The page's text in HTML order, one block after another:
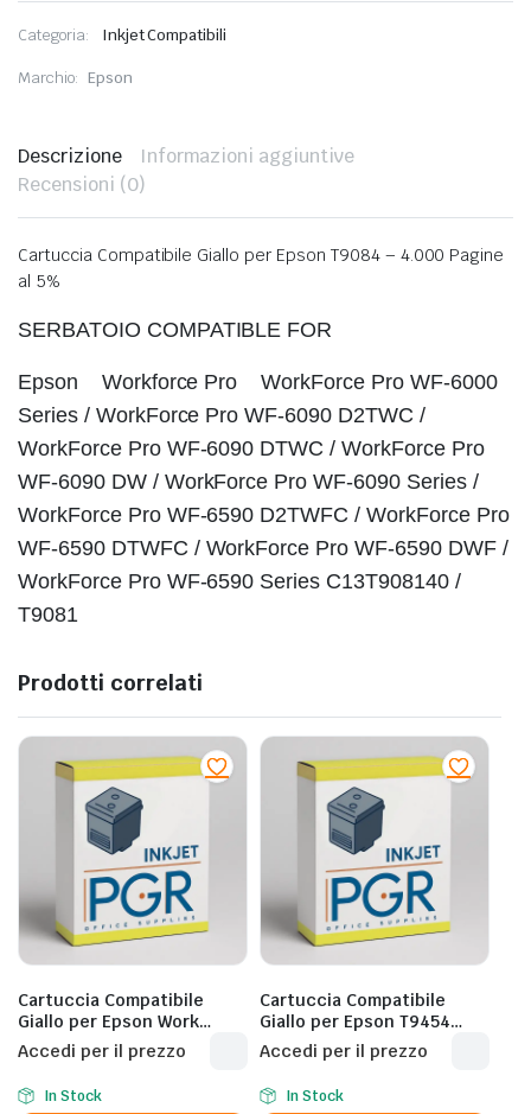
Categoria: Inkjet Compatibili
Marchio: Epson
Descrizione
Informazioni aggiuntive
Recensioni (0)
Cartuccia Compatibile Giallo per Epson T9084 – 4.000 Pagine
al 5%
SERBATOIO COMPATIBLE FOR
Epson Workforce Pro WorkForce Pro WF-6000
Series / WorkForce Pro WF-6090 D2TWC /
WorkForce Pro WF-6090 DTWC / WorkForce Pro
WF-6090 DW / WorkForce Pro WF-6090 Series /
WorkForce Pro WF-6590 D2TWFC / WorkForce Pro
WF-6590 DTWFC / WorkForce Pro WF-6590 DWF /
WorkForce Pro WF-6590 Series C13T908140 /
T9081
Prodotti correlati
Cartuccia Compatibile
Giallo per Epson Work
Force Pro Cartuccia
Compatibile Nero per
Epson EM-C8100RDWF/EM-
C8101RDWF – C13T13L240 –
Accedi per il prezzo
In Stock
Cartuccia Compatibile
Giallo per Epson T9454
C5210/C5215/C5290 – 5.000
Pagine al 5%
Accedi per il prezzo
In Stock